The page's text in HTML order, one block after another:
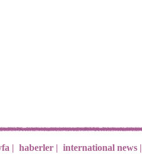
| haberler | international news |